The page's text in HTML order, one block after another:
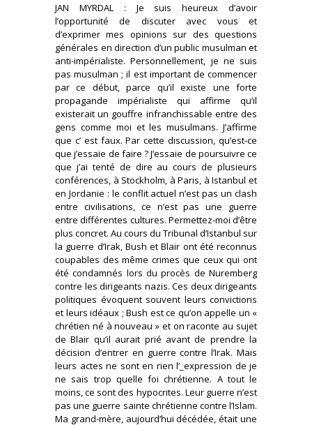
JAN MYRDAL : Je suis heureux d’avoir
l’opportunité de discuter avec vous et
d’exprimer mes opinions sur des questions
générales en direction d’un public musulman et
anti-impérialiste. Personnellement, je ne suis
pas musulman ; il est important de commencer
par ce début, parce qu’il existe une forte
propagande impérialiste qui affirme qu’il
existerait un gouffre infranchissable entre des
gens comme moi et les musulmans. J’affirme
que c’ est faux. Par cette discussion, qu’est-ce
que j’essaie de faire ? J’essaie de poursuivre ce
que j’ai tenté de dire au cours de plusieurs
conférences, à Stockholm, à Paris, à Istanbul et
en Jordanie : le conflit actuel n’est pas un clash
entre civilisations, ce n’est pas une guerre
entre différentes cultures. Permettez-moi d’être
plus concret. Au cours du Tribunal d’Istanbul sur
la guerre d’Irak, Bush et Blair ont été reconnus
coupables des même crimes que ceux qui ont
été condamnés lors du procès de Nuremberg
contre les dirigeants nazis. Ces deux dirigeants
politiques évoquent souvent leurs convictions
et leurs idéaux ; Bush est ce qu’on appelle un «
chrétien né à nouveau » et on raconte au sujet
de Blair qu’il aurait prié avant de prendre la
décision d’entrer en guerre contre l’Irak. Mais
leurs actes ne sont en rien l’_expression de je
ne sais trop quelle foi chrétienne. A tout le
moins, ce sont des hypocrites. Leur guerre n’est
pas une guerre sainte chrétienne contre l’Islam.
Ma grand-mère, aujourd’hui décédée, était une